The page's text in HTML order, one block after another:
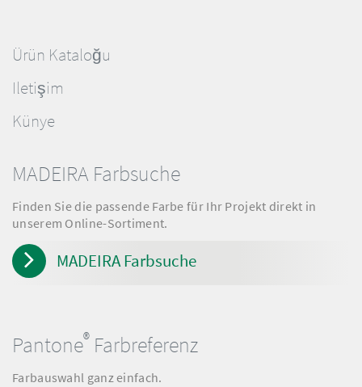
Ürün Kataloğu
Iletişim
Künye
MADEIRA Farbsuche
Finden Sie die passende Farbe für Ihr Projekt direkt in
unserem Online-Sortiment.
MADEIRA Farbsuche
Pantone® Farbreferenz
Farbauswahl ganz einfach.